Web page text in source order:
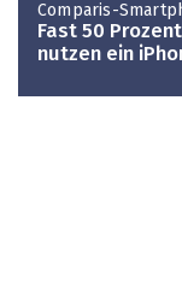
Comparis-
Fast 50
nutzen ein